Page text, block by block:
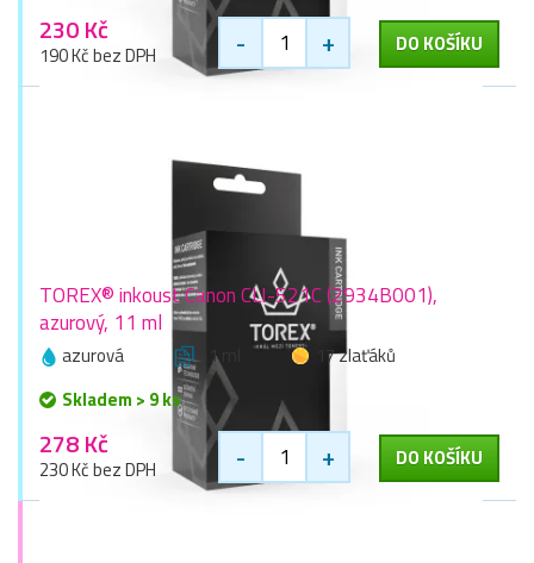
230 Kč
190 Kč bez DPH - + DO KOŠÍKU
TOREX® inkoust Canon CLI-521C (2934B001),
azurový, 11 ml
azurová 11 ml
17 zlaťáků
Skladem > 9 ks
278 Kč
230 Kč bez DPH - + DO KOŠÍKU